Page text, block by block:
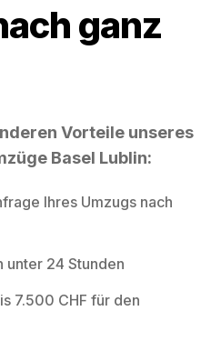
ganz
Vorteile unseres
Basel Lublin:
Ihres Umzugs nach
unter 24 Stunden
7.500 CHF für den